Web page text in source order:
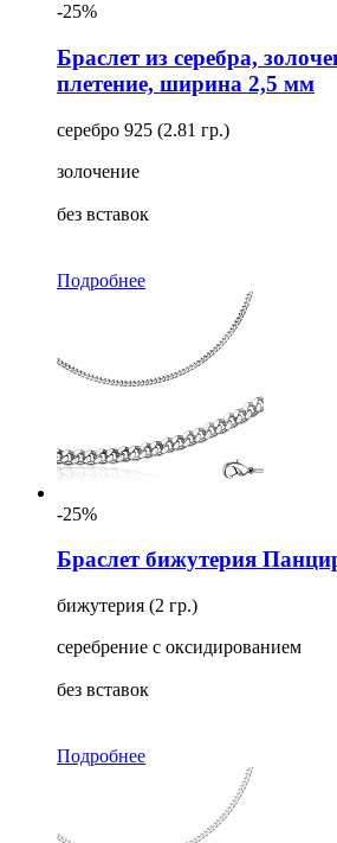
-25%
Браслет из серебра,
плетение, ширина 2,5 мм
серебро 925 (2.81 гр.)
золочение
без вставок
Подробнее
-25%
Браслет бижутерия
бижутерия (2 гр.)
серебрение с оксидированием
без вставок
Подробнее